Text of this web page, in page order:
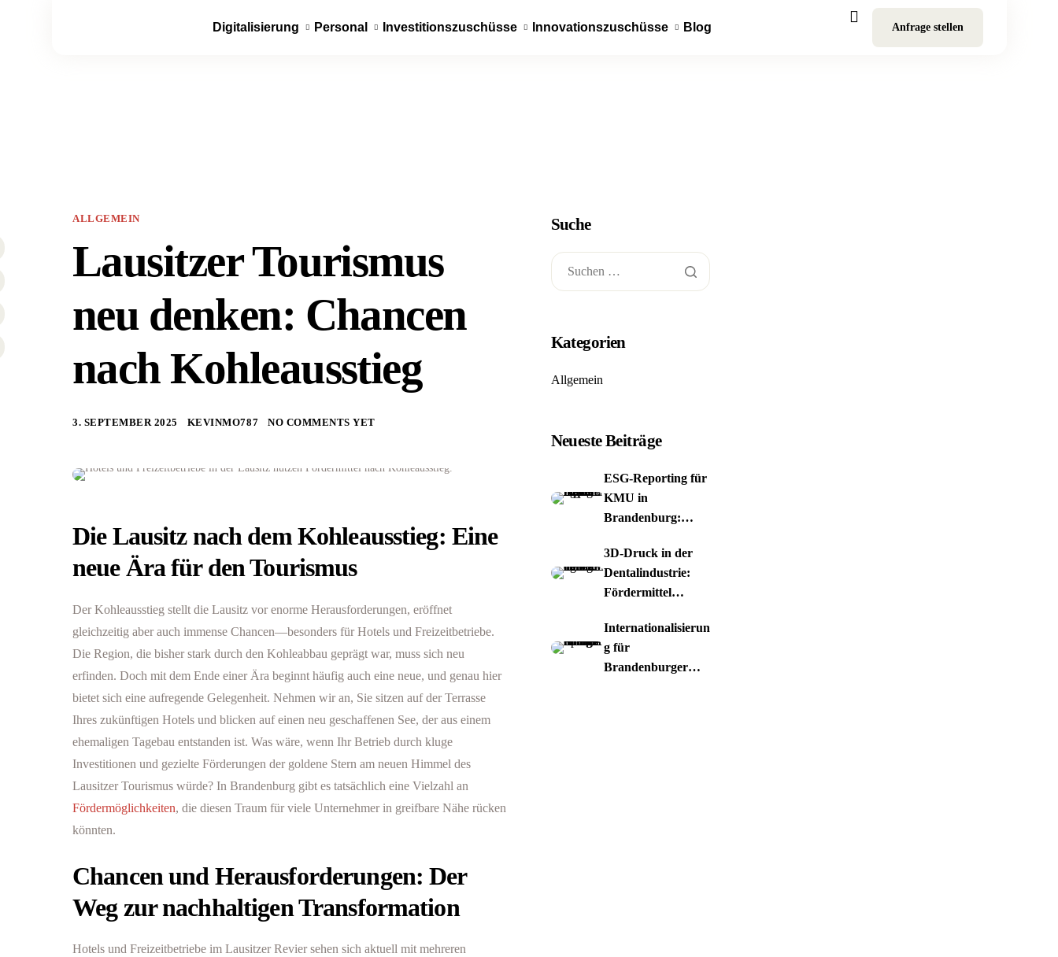
Digitalisierung Personal Investitionszuschüsse Innovationszuschüsse Blog Anfrage stellen
ALLGEMEIN
Lausitzer Tourismus
neu denken: Chancen
nach Kohleausstieg
3. SEPTEMBER 2025 KEVINMO787 NO COMMENTS YET
Die Lausitz nach dem Kohleausstieg: Eine
neue Ära für den Tourismus
Der Kohleausstieg stellt die Lausitz vor enorme Herausforderungen, eröffnet
gleichzeitig aber auch immense Chancen—besonders für Hotels und Freizeitbetriebe.
Die Region, die bisher stark durch den Kohleabbau geprägt war, muss sich neu
erfinden. Doch mit dem Ende einer Ära beginnt häufig auch eine neue, und genau hier
bietet sich eine aufregende Gelegenheit. Nehmen wir an, Sie sitzen auf der Terrasse
Ihres zukünftigen Hotels und blicken auf einen neu geschaffenen See, der aus einem
ehemaligen Tagebau entstanden ist. Was wäre, wenn Ihr Betrieb durch kluge
Investitionen und gezielte Förderungen der goldene Stern am neuen Himmel des
Lausitzer Tourismus würde? In Brandenburg gibt es tatsächlich eine Vielzahl an
Fördermöglichkeiten, die diesen Traum für viele Unternehmer in greifbare Nähe rücken
könnten.
Chancen und Herausforderungen: Der
Weg zur nachhaltigen Transformation
Hotels und Freizeitbetriebe im Lausitzer Revier sehen sich aktuell mit mehreren
Suche
Kategorien
Allgemein
Neueste Beiträge
ESG-Reporting für
KMU in
Brandenburg:
3D-Druck in der
Dentalindustrie:
Fördermittel
Internationalisierun
g für
Brandenburger